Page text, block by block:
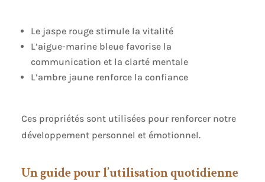
Le jaspe rouge stimule la vitalité
L’aigue-marine bleue favorise la
communication et la clarté mentale
L’ambre jaune renforce la confiance
Ces propriétés sont utilisées pour renforcer notre
développement personnel et émotionnel.
Un guide pour l’utilisation quotidienne